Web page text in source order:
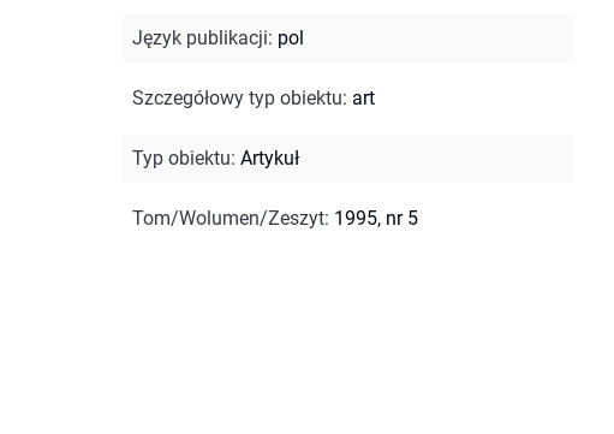
Język publikacji: pol
Szczegółowy typ obiektu: art
Typ obiektu: Artykuł
Tom/Wolumen/Zeszyt: 1995, nr 5